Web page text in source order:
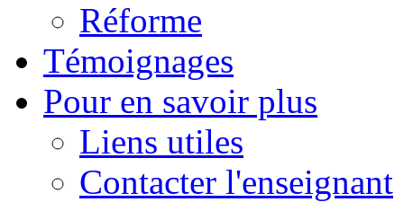
Réforme
Témoignages
Pour en savoir plus
Liens utiles
Contacter l'enseignant